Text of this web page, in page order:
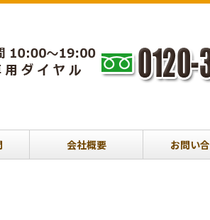
会社概要 お問い